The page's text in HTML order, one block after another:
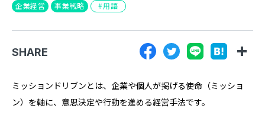
広告掲載に関する規約
特定商取引法に基づく表記
プライバシーポリシー
企業経営 事業戦略 用語
SHARE
ミッションドリブンとは、企業や個人が掲げる使命（ミッショ
ン）を軸に、意思決定や行動を進める経営手法です。